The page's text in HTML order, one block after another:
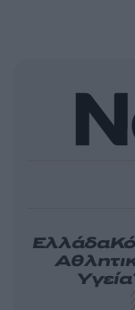
Ελλάδα
Υγεία